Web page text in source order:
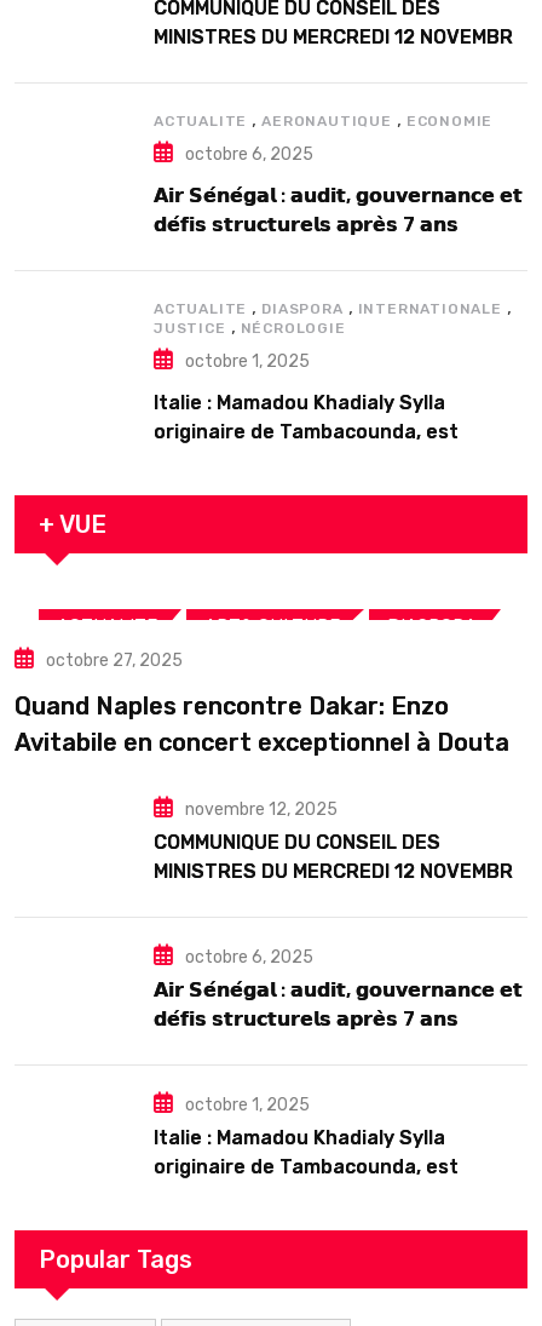
COMMUNIQUE DU CONSEIL DES
MINISTRES DU MERCREDI 12 NOVEMBRE
ACTUALITE ,AERONAUTIQUE , ECONOMIE
octobre 6, 2025
𝗔𝗶𝗿 𝗦𝗲́𝗻𝗲́𝗴𝗮𝗹 : 𝗮𝘂𝗱𝗶𝘁, 𝗴𝗼𝘂𝘃𝗲𝗿𝗻𝗮𝗻𝗰𝗲 𝗲𝘁
𝗱𝗲́𝗳𝗶𝘀 𝘀𝘁𝗿𝘂𝗰𝘁𝘂𝗿𝗲𝗹𝘀 𝗮𝗽𝗿𝗲̀𝘀 7 𝗮𝗻𝘀
ACTUALITE , DIASPORA , INTERNATIONALE ,
JUSTICE , NÉCROLOGIE
octobre 1, 2025
Italie : Mamadou Khadialy Sylla
originaire de Tambacounda, est
arrestation
+ VUE
ACTUALITE ART& CULTURE DIASPORA
TOURISME
octobre 27, 2025
Quand Naples rencontre Dakar: Enzo
Avitabile en concert exceptionnel à Douta
novembre 12, 2025
COMMUNIQUE DU CONSEIL DES
MINISTRES DU MERCREDI 12 NOVEMBRE
octobre 6, 2025
𝗔𝗶𝗿 𝗦𝗲́𝗻𝗲́𝗴𝗮𝗹 : 𝗮𝘂𝗱𝗶𝘁, 𝗴𝗼𝘂𝘃𝗲𝗿𝗻𝗮𝗻𝗰𝗲 𝗲𝘁
𝗱𝗲́𝗳𝗶𝘀 𝘀𝘁𝗿𝘂𝗰𝘁𝘂𝗿𝗲𝗹𝘀 𝗮𝗽𝗿𝗲̀𝘀 7 𝗮𝗻𝘀
octobre 1, 2025
Italie : Mamadou Khadialy Sylla
originaire de Tambacounda, est
arrestation
Popular Tags